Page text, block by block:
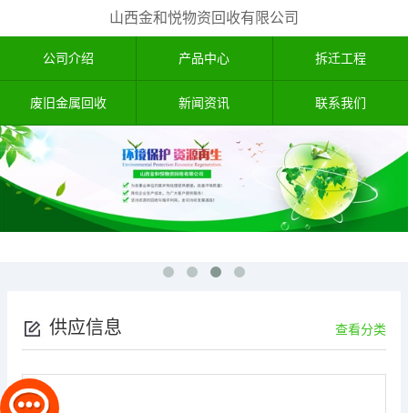
山西金和悦物资回收有限公司
公司介绍 产品中心 拆迁工程
废旧金属回收 新闻资讯 联系我们
供应信息 查看分类